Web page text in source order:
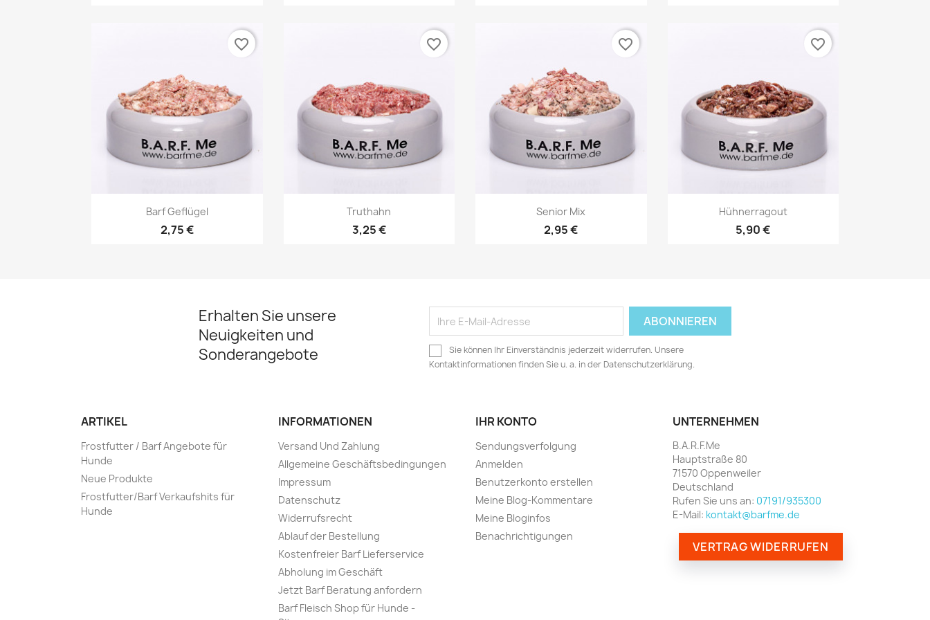
Vorschau
Barf Geflügel
2,75 €
favorite_border
Vorschau
Truthahn
3,25 €
favorite_border
Vorschau
Senior Mix
2,95 €
favorite_border
Vorschau
Hühnerragout
5,90 €
favorite_border
Erhalten Sie unsere
Neuigkeiten und
Sonderangebote
Sie können Ihr Einverständnis jederzeit widerrufen. Unsere
Kontaktinformationen finden Sie u. a. in der Datenschutzerklärung.
ARTIKEL
Frostfutter / Barf Angebote für
Hunde
Neue Produkte
Frostfutter/Barf Verkaufshits für
Hunde
INFORMATIONEN
Versand Und Zahlung
Allgemeine Geschäftsbedingungen
Impressum
Datenschutz
Widerrufsrecht
Ablauf der Bestellung
Kostenfreier Barf Lieferservice
Abholung im Geschäft
Jetzt Barf Beratung anfordern
Barf Fleisch Shop für Hunde -
IHR KONTO
Sendungsverfolgung
Anmelden
Benutzerkonto erstellen
Meine Blog-Kommentare
Meine Bloginfos
Benachrichtigungen
UNTERNEHMEN
B.A.R.F.Me
Hauptstraße 80
71570 Oppenweiler
Deutschland
Rufen Sie uns an: 07191/935300
E-Mail: kontakt@barfme.de
VERTRAG WIDERRUFEN